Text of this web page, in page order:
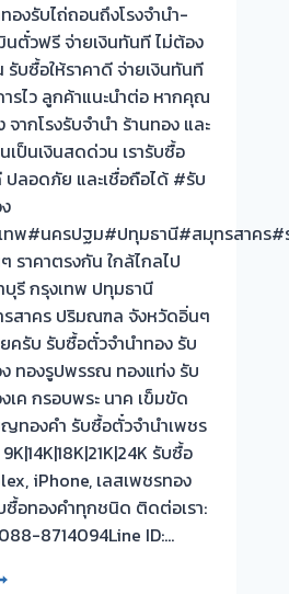
ที
ง
า
น
นำ
ง
ง
บคุณ
ค้า
งบัวทอง
นนทบุรี
องรับไถ่ถอนถึงโรงจำนำ-
นตั๋วฟรี จ่ายเงินทันที ไม่ต้อง
รับซื้อให้ราคาดี จ่ายเงินทันที
รไว ลูกค้าแนะนำต่อ หากคุณ
ากโรงรับจำนำ ร้านทอง และ
เป็นเงินสดด่วน เรารับซื้อ
ปลอดภัย และเชื่อถือได้ #รับ
ทพ#นครปฐม#ปทุมธานี#สมุทรสาคร#
ราคาตรงกัน ใกล้ไกลไป
รี กรุงเทพ ปทุมธานี
สาคร ปริมณฑล จังหวัดอิ่นๆ
ครับ รับซื้อตั๋วจำนำทอง รับ
ทองรูปพรรณ ทองแท่ง รับ
เค กรอบพระ นาค เข็มขัด
ญทองคำ รับซื้อตั๋วจำนำเพชร
รับซื้อ
iPhone, เลสเพชรทอง
ซื้อทองคำทุกชนิด ติดต่อเรา:
8714094Line ID:…